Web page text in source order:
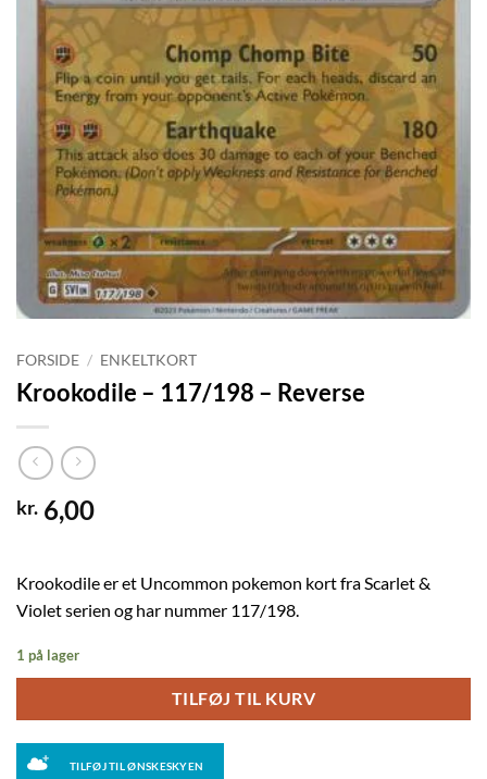
FORSIDE / ENKELTKORT
Krookodile – 117/198 – Reverse
kr. 6,00
Krookodile er et Uncommon pokemon kort fra Scarlet &
Violet serien og har nummer 117/198.
1 på lager
TILFØJ TIL KURV
TILFØJ TIL ØNSKESKYEN